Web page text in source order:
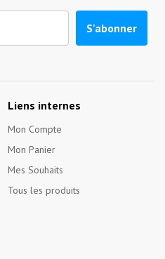
S'abonner
Liens internes
Mon Compte
Mon Panier
Mes Souhaits
Tous les produits